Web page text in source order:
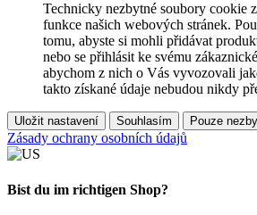
Technicky nezbytné soubory cookie
funkce našich webových stránek.
tomu, abyste si mohli přidávat
nebo se přihlásit ke svému
abychom z nich o Vás vyvozovali
takto získané údaje nebudou nikdy
Uložit nastavení Souhlasím Pouze
Zásady ochrany osobních údajů
Bist du im richtigen Shop?